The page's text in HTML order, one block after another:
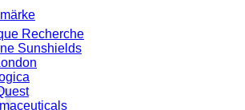
Recherche
Sunshields